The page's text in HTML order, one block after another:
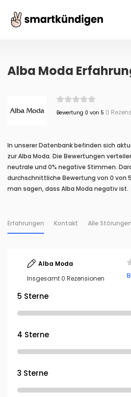
Alba Moda
Bewertung 0 von 5 0
In unserer Datenbank befinden sich
zur Alba Moda. Die Bewertungen
neutrale und 0% negative Stimmen.
durchschnittliche Bewertung von 0 von
man sagen, dass Alba Moda negativ ist.
Erfahrungen Kontakt Alle Störungen
Alba Moda
Insgesamt 0 Rezensionen
5 Sterne
4 Sterne
3 Sterne